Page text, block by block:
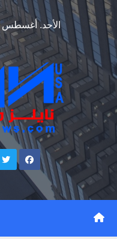
Skip
to
content
الأحد. أغسطس 9th, 2026